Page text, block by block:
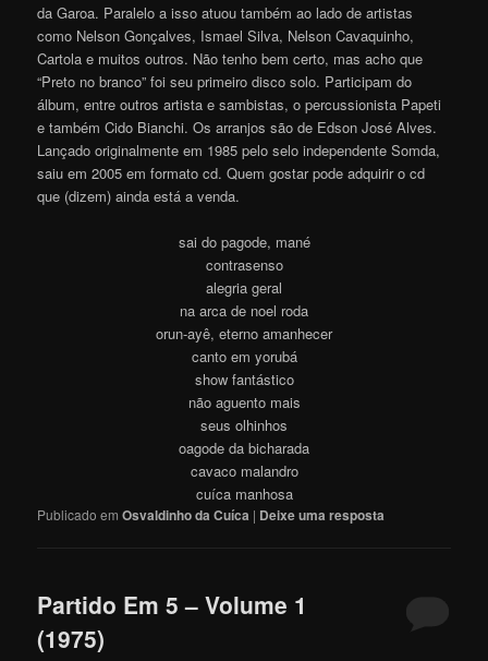
da Garoa. Paralelo a isso atuou também ao lado de artistas
como Nelson Gonçalves, Ismael Silva, Nelson Cavaquinho,
Cartola e muitos outros. Não tenho bem certo, mas acho que
“Preto no branco” foi seu primeiro disco solo. Participam do
álbum, entre outros artista e sambistas, o percussionista Papeti
e também Cido Bianchi. Os arranjos são de Edson José Alves.
Lançado originalmente em 1985 pelo selo independente Somda,
saiu em 2005 em formato cd. Quem gostar pode adquirir o cd
que (dizem) ainda está a venda.
sai do pagode, mané
contrasenso
alegria geral
na arca de noel roda
orun-ayê, eterno amanhecer
canto em yorubá
show fantástico
não aguento mais
seus olhinhos
oagode da bicharada
cavaco malandro
cuíca manhosa
Publicado em Osvaldinho da Cuíca | Deixe uma resposta
Partido Em 5 – Volume 1
(1975)